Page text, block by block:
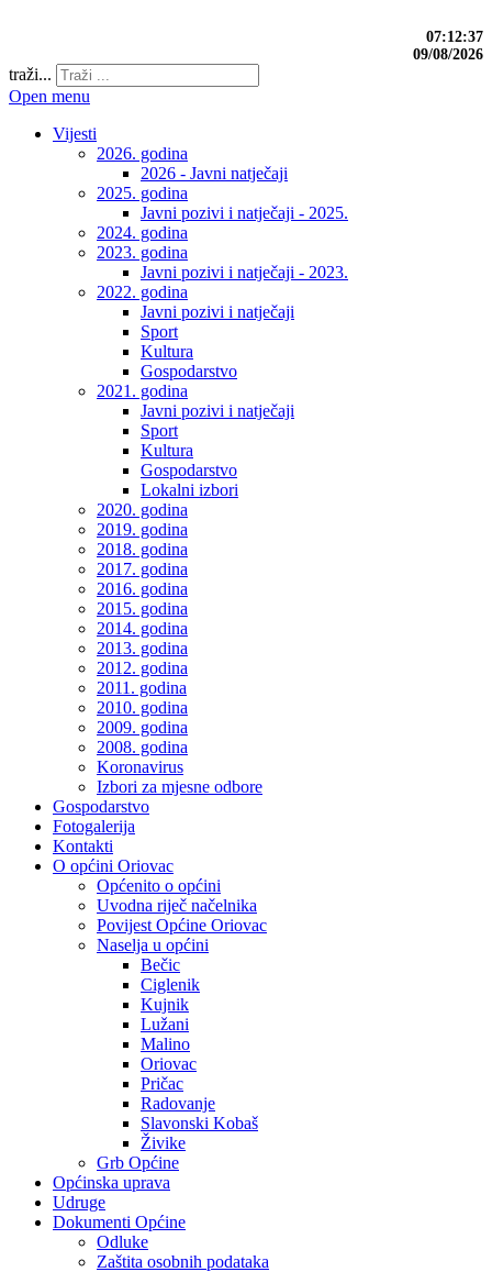
07:12:37
09/08/2026
traži...
Open menu
Vijesti
2026. godina
2026 - Javni natječaji
2025. godina
Javni pozivi i natječaji - 2025.
2024. godina
2023. godina
Javni pozivi i natječaji - 2023.
2022. godina
Javni pozivi i natječaji
Sport
Kultura
Gospodarstvo
2021. godina
Javni pozivi i natječaji
Sport
Kultura
Gospodarstvo
Lokalni izbori
2020. godina
2019. godina
2018. godina
2017. godina
2016. godina
2015. godina
2014. godina
2013. godina
2012. godina
2011. godina
2010. godina
2009. godina
2008. godina
Koronavirus
Izbori za mjesne odbore
Gospodarstvo
Fotogalerija
Kontakti
O općini Oriovac
Općenito o općini
Uvodna riječ načelnika
Povijest Općine Oriovac
Naselja u općini
Bečic
Ciglenik
Kujnik
Lužani
Malino
Oriovac
Pričac
Radovanje
Slavonski Kobaš
Živike
Grb Općine
Općinska uprava
Udruge
Dokumenti Općine
Odluke
Zaštita osobnih podataka